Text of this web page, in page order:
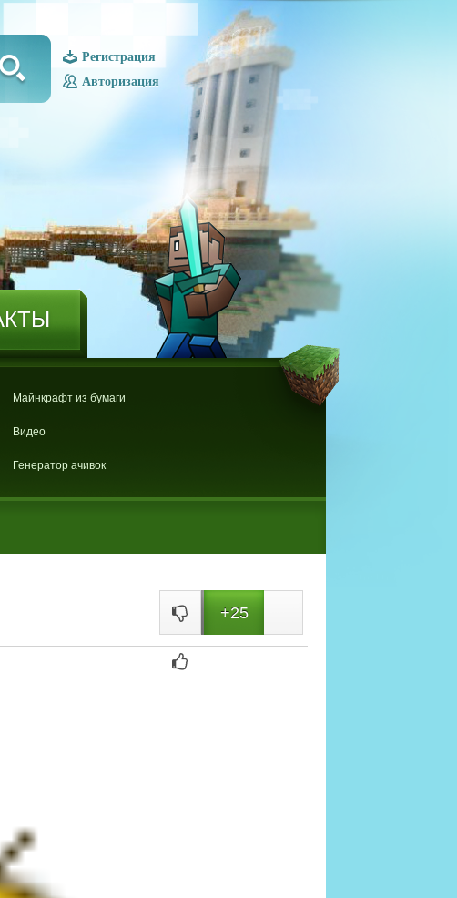
Регистрация
Авторизация
Майнкрафт из бумаги
Видео
Генератор ачивок
+25